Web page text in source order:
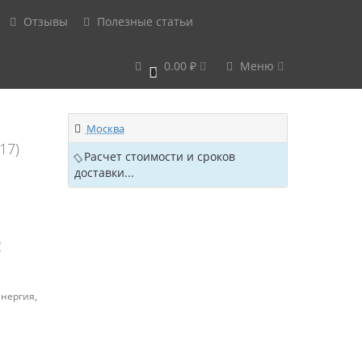
Отзывы Полезные статьи
0 0.00 ₽ Меню
Москва
Расчет стоимости и сроков
доставки...